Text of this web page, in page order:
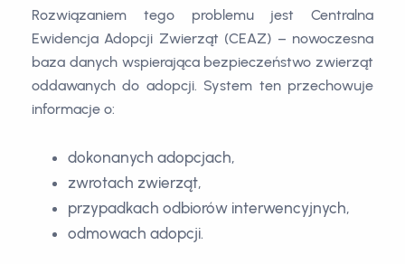
Rozwiązaniem tego problemu jest Centralna
Ewidencja Adopcji Zwierząt (CEAZ) – nowoczesna
baza danych wspierająca bezpieczeństwo zwierząt
oddawanych do adopcji. System ten przechowuje
informacje o:
dokonanych adopcjach,
zwrotach zwierząt,
przypadkach odbiorów interwencyjnych,
odmowach adopcji.